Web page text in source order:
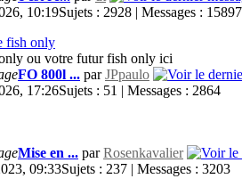
10:19Sujets : 2928 | Messages :
fish only
ou votre futur fish only ici
FO 800l ... parJPpaulo
17:26Sujets : 51 | Messages : 2864
Mise en ... parRosenkavalier
09:33Sujets : 237 | Messages : 3203